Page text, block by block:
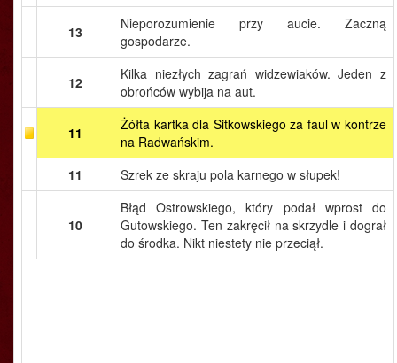
13
Nieporozumienie przy aucie. Zaczną
gospodarze.
12
Kilka niezłych zagrań widzewiaków. Jeden z
obrońców wybija na aut.
11
Żółta kartka dla Sitkowskiego za faul w kontrze
na Radwańskim.
11
Szrek ze skraju pola karnego w słupek!
10
Błąd Ostrowskiego, który podał wprost do
Gutowskiego. Ten zakręcił na skrzydle i dograł
do środka. Nikt niestety nie przeciął.